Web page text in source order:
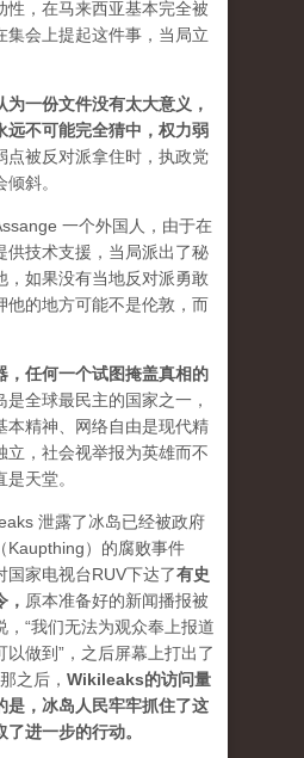
性，在马来西亚基本完全被
集会上提起这件事，当局立
为一份文件没有太大意义，
远不可能完全猜中，权力弱
点被反对派拿住时，执政党
斜。
一个外国人，由于在
供技术支援，当局派出了秘
，如果没有当地反对派勇敢
他的地方可能不是伦敦，而
，任何一个试图掩盖真相的
是全球最民主的国家之一，
本精神、网络自由是现代精
立，社会视举报为英雄而不
天堂。
泄露了冰岛已经被政府
Kaupthing）的腐败事件
国家电视台RUV下达了有史
， 原本准备好的新闻播报被
，“我们无法为观众奉上报道
以做到”，之后屏幕上打出了
之后， Wikileaks的访问量
是，冰岛人民牢牢抓住了这
进一步的行动。